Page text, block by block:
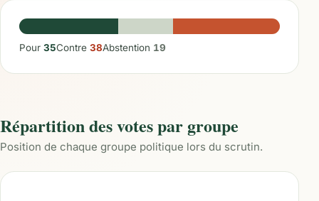
Pour 35Contre 38Abstention 19
Répartition des votes par groupe
Position de chaque groupe politique lors du scrutin.